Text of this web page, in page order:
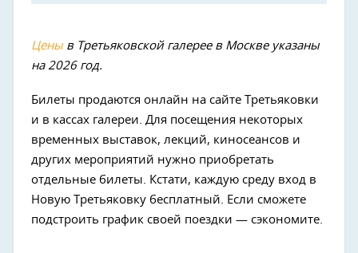
Ценыв Третьяковской галерее в Москве указаны
на 2026 год.
Билеты продаются онлайн на сайте Третьяковки
и в кассах галереи. Для посещения некоторых
временных выставок, лекций, киносеансов и
других мероприятий нужно приобретать
отдельные билеты. Кстати, каждую среду вход в
Новую Третьяковку бесплатный. Если сможете
подстроить график своей поездки — сэкономите.